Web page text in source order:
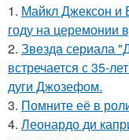
1. Майкл Джексон и
году на церемонии
2. Звeздa сериала
встречается с 35-
дуги Джозефом.
3. Помните её в
4. Леонардо ди